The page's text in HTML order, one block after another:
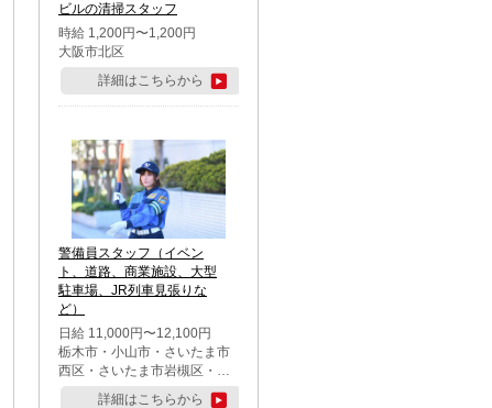
ビルの清掃スタッフ
時給 1,200円〜1,200円
大阪市北区
詳細はこちらから
警備員スタッフ（イベン
ト、道路、商業施設、大型
駐車場、JR列車見張りな
ど）
日給 11,000円〜12,100円
栃木市・小山市・さいたま市
西区・さいたま市岩槻区・久
喜市・蓮田市
詳細はこちらから